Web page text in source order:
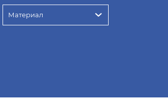
Материал